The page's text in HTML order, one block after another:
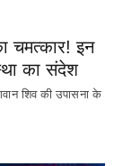
चमत्कार! इन
का संदेश
शिव की उपासना के